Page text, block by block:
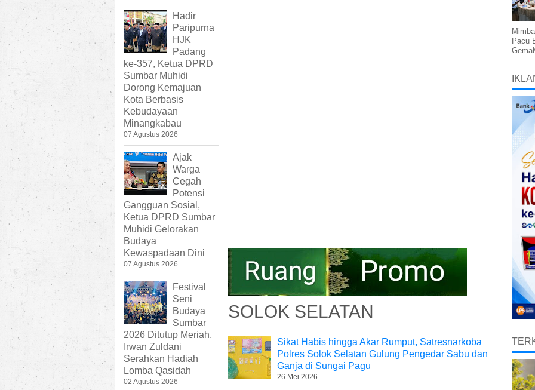
SOLOK SELATAN
Sikat Habis hingga Akar Rumput, Satresnarkoba
Polres Solok Selatan Gulung Pengedar Sabu dan
Ganja di Sungai Pagu
26 Mei 2026
Hadir
Paripurna
HJK
Padang
ke-357, Ketua DPRD
Sumbar Muhidi
Dorong Kemajuan
Kota Berbasis
Kebudayaan
Minangkabau
07 Agustus 2026
Ajak
Warga
Cegah
Potensi
Gangguan Sosial,
Ketua DPRD Sumbar
Muhidi Gelorakan
Budaya
Kewaspadaan Dini
07 Agustus 2026
Festival
Seni
Budaya
Sumbar
2026 Ditutup Meriah,
Irwan Zuldani
Serahkan Hadiah
Lomba Qasidah
02 Agustus 2026
Pacu